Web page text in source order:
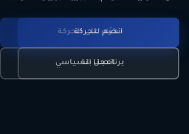
تعرّف على الحركة
برنامجنا السياسي
انضم للحركة
اتصل بنا